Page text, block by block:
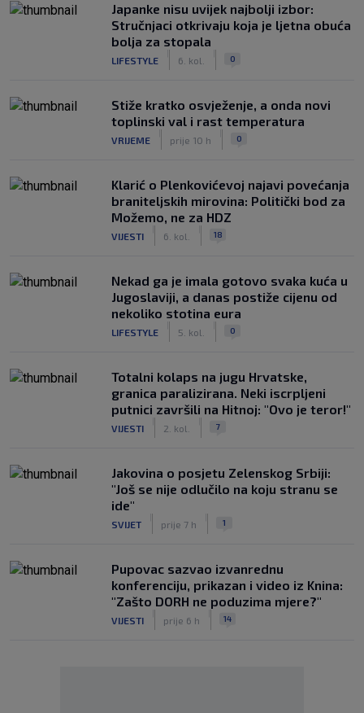
Japanke nisu uvijek najbolji izbor:
Stručnjaci otkrivaju koja je ljetna obuća
bolja za stopala
LIFESTYLE 6. kol. 0
Stiže kratko osvježenje, a onda novi
toplinski val i rast temperatura
VRIJEME prije 10 h 0
Klarić o Plenkovićevoj najavi povećanja
braniteljskih mirovina: Politički bod za
Možemo, ne za HDZ
VIJESTI 6. kol. 18
Nekad ga je imala gotovo svaka kuća u
Jugoslaviji, a danas postiže cijenu od
nekoliko stotina eura
LIFESTYLE 5. kol. 0
Totalni kolaps na jugu Hrvatske,
granica paralizirana. Neki iscrpljeni
putnici završili na Hitnoj: "Ovo je teror!"
VIJESTI 2. kol. 7
Jakovina o posjetu Zelenskog Srbiji:
"Još se nije odlučilo na koju stranu se
ide"
SVIJET prije 7 h 1
Pupovac sazvao izvanrednu
konferenciju, prikazan i video iz Knina:
"Zašto DORH ne poduzima mjere?"
VIJESTI prije 6 h 14